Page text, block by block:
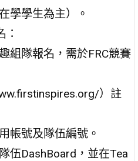
學學生為主）。
：
組隊報名，需於FRC競賽
）註
帳號及隊伍編號。
伍DashBoard，並在Tea